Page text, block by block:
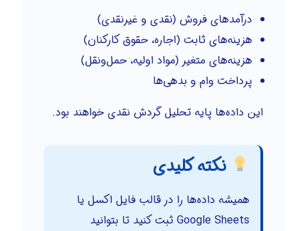
درآمدهای فروش (نقدی و غیرنقدی)
هزینه‌های ثابت (اجاره، حقوق کارکنان)
هزینه‌های متغیر (مواد اولیه، حمل‌ونقل)
پرداخت وام و بدهی‌ها
این داده‌ها پایه تحلیل گردش نقدی خواهند بود.
نکته کلیدی
همیشه داده‌ها را در قالب فایل اکسل یا
Google Sheets ثبت کنید تا بتوانید